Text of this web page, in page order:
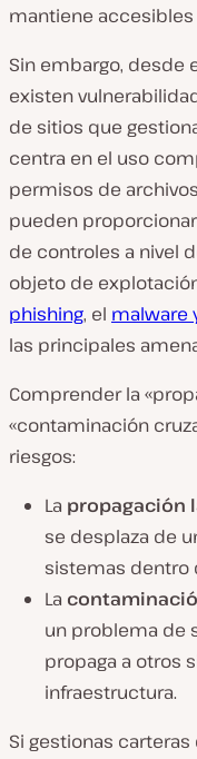
mantiene
Sin embargo, desde
existen
de sitios que
centra en el uso
permisos de
pueden
de controles a nivel
objeto de
phishing, el malware
las principales
Comprender la
«contaminación
riesgos:
La propagación
se desplaza de
sistemas dentro
La
un problema de
propaga a otros
infraestructura.
Si gestionas